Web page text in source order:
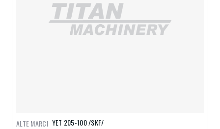
YET 205-100 /SKF/
ALTE MARCI